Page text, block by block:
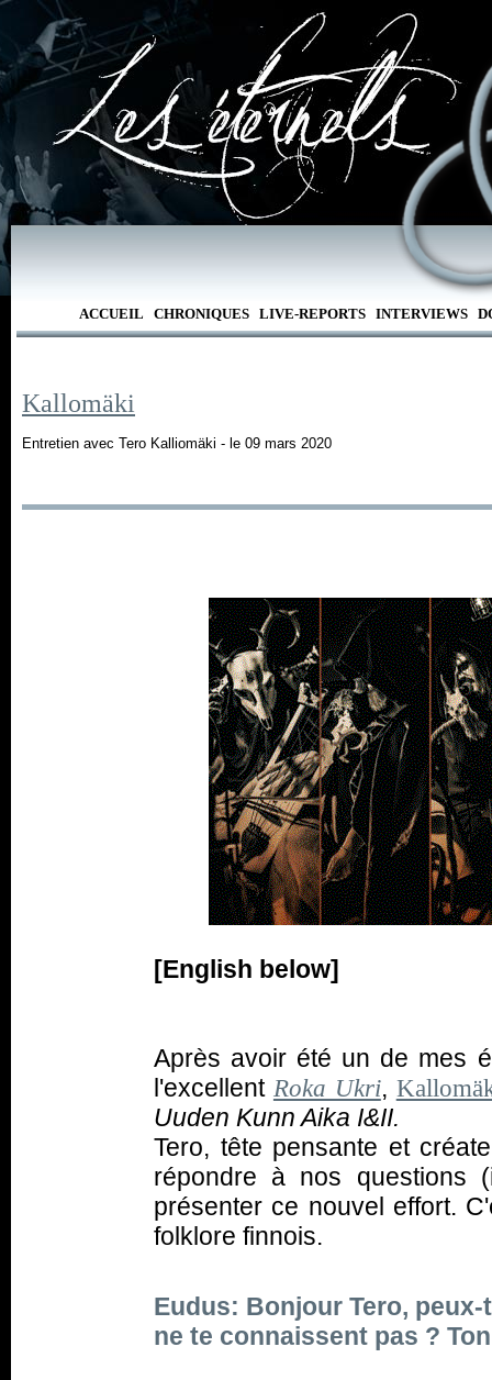
ACCUEIL CHRONIQUES LIVE-REPORTS INTERVIEWS
Kallomäki
Entretien avec Tero Kalliomäki - le 09 mars 2020
[English below]
Après avoir été un de mes
l'excellent Roka Ukri,
Uuden Kunn Aika I&II.
Tero, tête pensante et
répondre à nos questions
présenter ce nouvel effort.
folklore finnois.
Eudus: Bonjour Tero,
ne te connaissent pas ?